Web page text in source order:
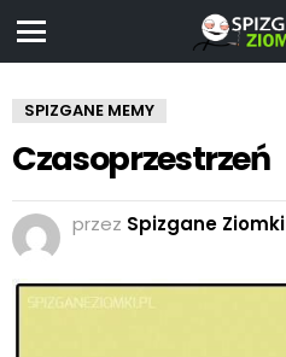
SPIZGANE MEMY
Czasoprzestrzeń
przez Spizgane Ziomki